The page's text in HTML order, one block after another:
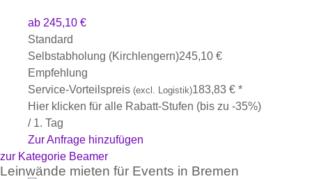
ab 245,10 €
Standard
Selbstabholung (Kirchlengern)245,10 €
Empfehlung
Service-Vorteilspreis (excl. Logistik)183,83 € *
Hier klicken für alle Rabatt-Stufen (bis zu -35%)
/ 1. Tag
Zur Anfrage hinzufügen
zur Kategorie Beamer
Leinwände mieten für Events in Bremen